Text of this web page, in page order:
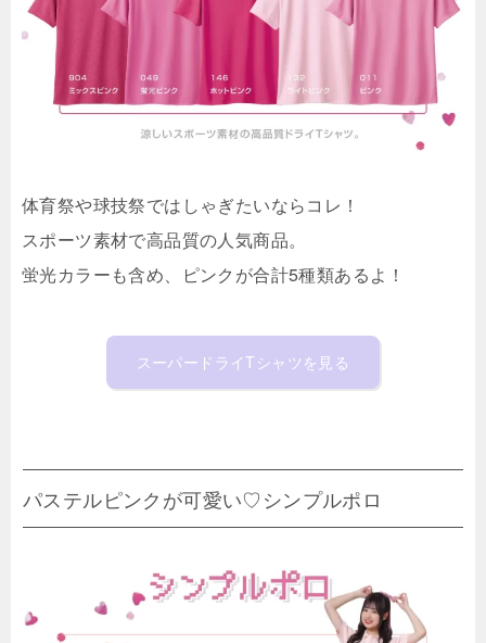
体育祭や球技祭ではしゃぎたいならコレ！
スポーツ素材で高品質の人気商品。
蛍光カラーも含め、ピンクが合計5種類あるよ！
スーパードライTシャツを見る
パステルピンクが可愛い♡シンプルポロ